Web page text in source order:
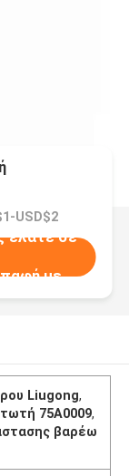
USD$2
ελάτε σε
με
Liugong,
75A0009,
βαρέω